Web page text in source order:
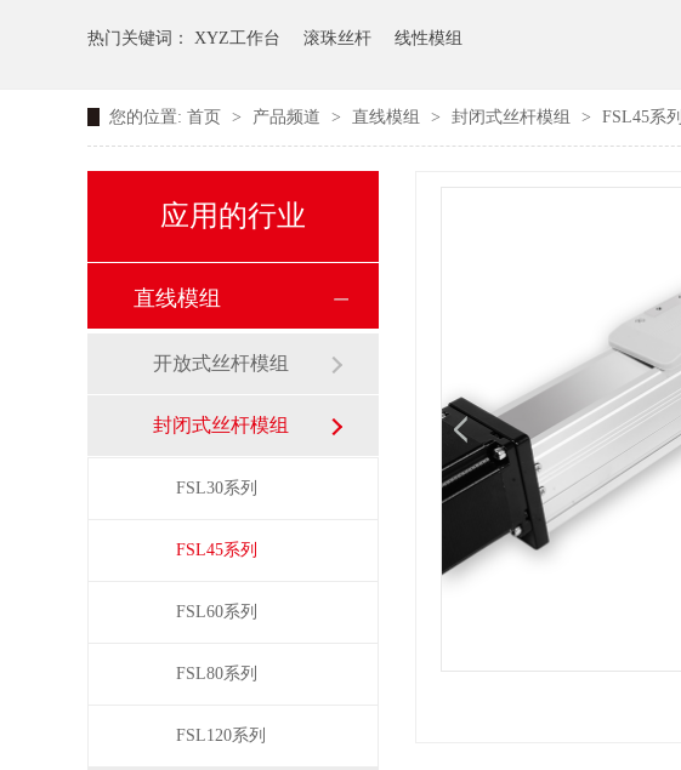
热门关键词： XYZ工作台 滚珠丝杆 线性模组
您的位置: 首页 > 产品频道 > 直线模组 > 封闭式丝杆模组 > FSL45系列
应用的行业
直线模组
开放式丝杆模组
封闭式丝杆模组
FSL30系列
FSL45系列
FSL60系列
FSL80系列
FSL120系列